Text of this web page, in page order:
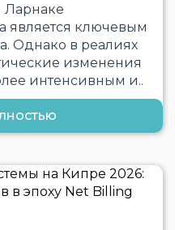
Ларнаке
является ключевым
Однако в реалиях
изменения
интенсивным и..